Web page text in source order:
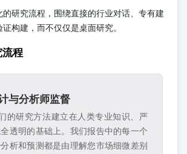
研究流程，围绕直接的行业对话、专有建
构建，而不仅仅是桌面研究。
程
与分析师监督
的研究方法建立在人类专业知识、严
透明的基础上。我们报告中的每一个
析和预测都是由理解您市场细微差别